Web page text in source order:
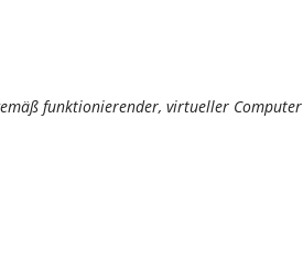
funktionierender, virtueller Computer